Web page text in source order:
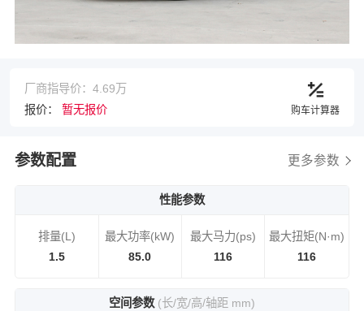
厂商指导价：4.69万
报价： 暂无报价 购车计算器
参数配置 更多参数
性能参数
排量(L)
1.5
最大功率(kW)
85.0
最大马力(ps)
116
最大扭矩(N·m)
116
空间参数 (长/宽/高/轴距 mm)